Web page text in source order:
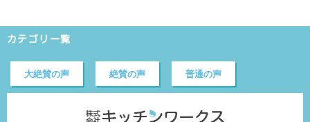
カテゴリ一覧
大絶賛の声 絶賛の声 普通の声